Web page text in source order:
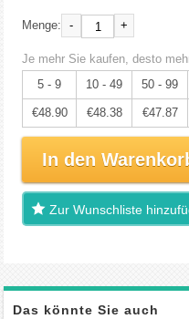
Menge: - +
Je mehr Sie kaufen, desto
5 - 9
10 - 49 50 - 99
€48.90 €48.38 €47.87
In den
Zur Wunschliste
Das könnte Sie auch